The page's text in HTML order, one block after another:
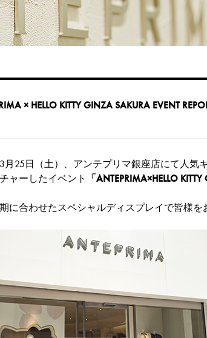
× HELLO KITTY GINZA SAKURA EVENT
月25日（土）、アンテプリマ銀座店にて人気
ャーしたイベント
「ANTEPRIMA×HELLO
に合わせたスペシャルディスプレイで皆様を